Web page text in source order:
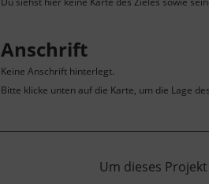
Anschrift
Keine Anschrift hinterlegt.
Bitte klicke unten auf die Karte, um die Lage
Um dieses